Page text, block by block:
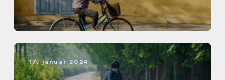
17. januar 2024